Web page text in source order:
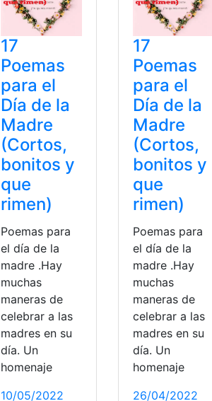
17
Poemas
para el
Día de la
Madre
(Cortos,
bonitos y
que
rimen)
Poemas para
el día de la
madre .Hay
muchas
maneras de
celebrar a las
madres en su
día. Un
homenaje
10/05/2022
17
Poemas
para el
Día de la
Madre
(Cortos,
bonitos y
que
rimen)
Poemas para
el día de la
madre .Hay
muchas
maneras de
celebrar a las
madres en su
día. Un
homenaje
26/04/2022